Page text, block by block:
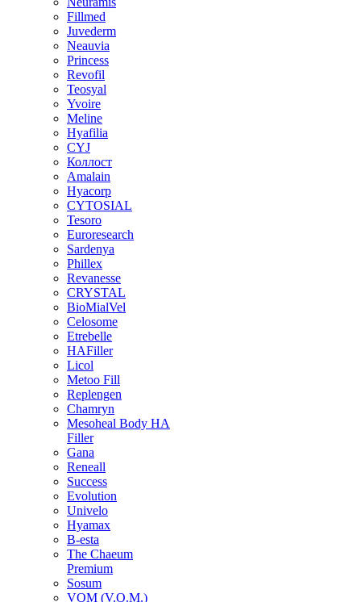
Fillmed
Juvederm
Neauvia
Princess
Revofil
Teosyal
Yvoire
Meline
Hyafilia
CYJ
Коллост
Amalain
Hyacorp
CYTOSIAL
Tesoro
Euroresearch
Sardenya
Phillex
Revanesse
CRYSTAL
BioMialVel
Celosome
Etrebelle
HAFiller
Licol
Metoo Fill
Replengen
Chamryn
Mesoheal Body HA
Filler
Gana
Reneall
Success
Evolution
Univelo
Hyamax
B-esta
The Chaeum
Premium
Sosum
VOM (V.O.M.)